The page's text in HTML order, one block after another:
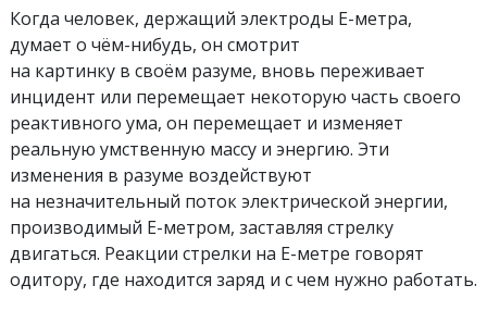
Когда человек, держащий электроды Е-метра,
думает о чём-нибудь, он смотрит
на картинку в своём разуме, вновь переживает
инцидент или перемещает некоторую часть своего
реактивного ума, он перемещает и изменяет
реальную умственную массу и энергию. Эти
изменения в разуме воздействуют
на незначительный поток электрической энергии,
производимый Е-метром, заставляя стрелку
двигаться. Реакции стрелки на Е-метре говорят
одитору, где находится заряд и с чем нужно работать.